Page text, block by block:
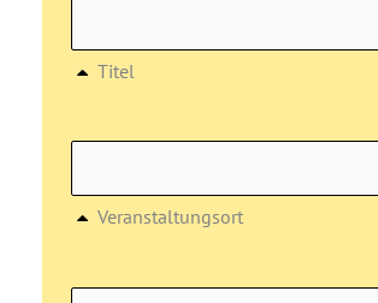
Titel
Veranstaltungsort